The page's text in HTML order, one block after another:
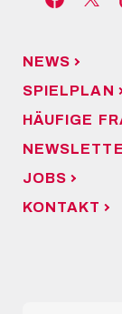
NEWS
SPIELPLAN
HÄUFIGE
JOBS
KONTAKT